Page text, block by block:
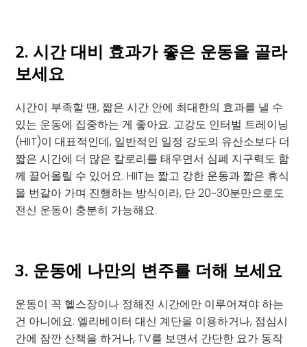
2. 시간 대비 효과가 좋은 운동을 골라
보세요
시간이 부족할 땐, 짧은 시간 안에 최대한의 효과를 낼 수
있는 운동에 집중하는 게 좋아요. 고강도 인터벌 트레이닝
(HIIT)이 대표적인데, 일반적인 일정 강도의 유산소보다 더
짧은 시간에 더 많은 칼로리를 태우면서 심폐 지구력도 함
께 끌어올릴 수 있어요. HIIT는 짧고 강한 운동과 짧은 휴식
을 번갈아 가며 진행하는 방식이라, 단 20~30분만으로도
전신 운동이 충분히 가능해요.
3. 운동에 나만의 변주를 더해 보세요
운동이 꼭 헬스장이나 정해진 시간에만 이루어져야 하는
건 아니에요. 엘리베이터 대신 계단을 이용하거나, 점심시
간에 잠깐 산책을 하거나, TV를 보면서 간단한 요가 동작